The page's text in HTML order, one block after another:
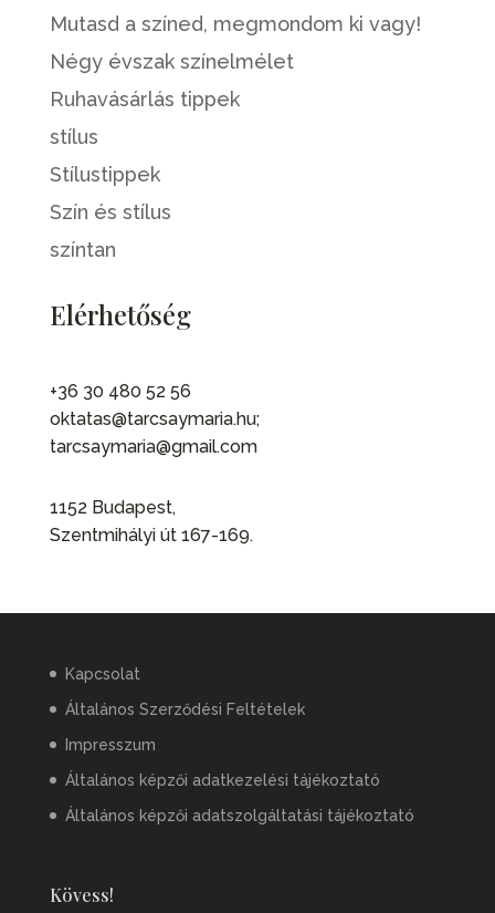
Mutasd a színed, megmondom ki vagy!
Négy évszak színelmélet
Ruhavásárlás tippek
stílus
Stílustippek
Szín és stílus
színtan
Elérhetőség
+36 30 480 52 56
oktatas@tarcsaymaria.hu;
tarcsaymaria@gmail.com
1152 Budapest,
Szentmihályi út 167-169.
Kapcsolat
Általános Szerződési Feltételek
Impresszum
Általános képzői adatkezelési tájékoztató
Általános képzői adatszolgáltatási tájékoztató
Kövess!